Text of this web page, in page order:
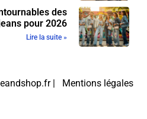
des
pour 2026
Lire la suite »
| Mentions légales